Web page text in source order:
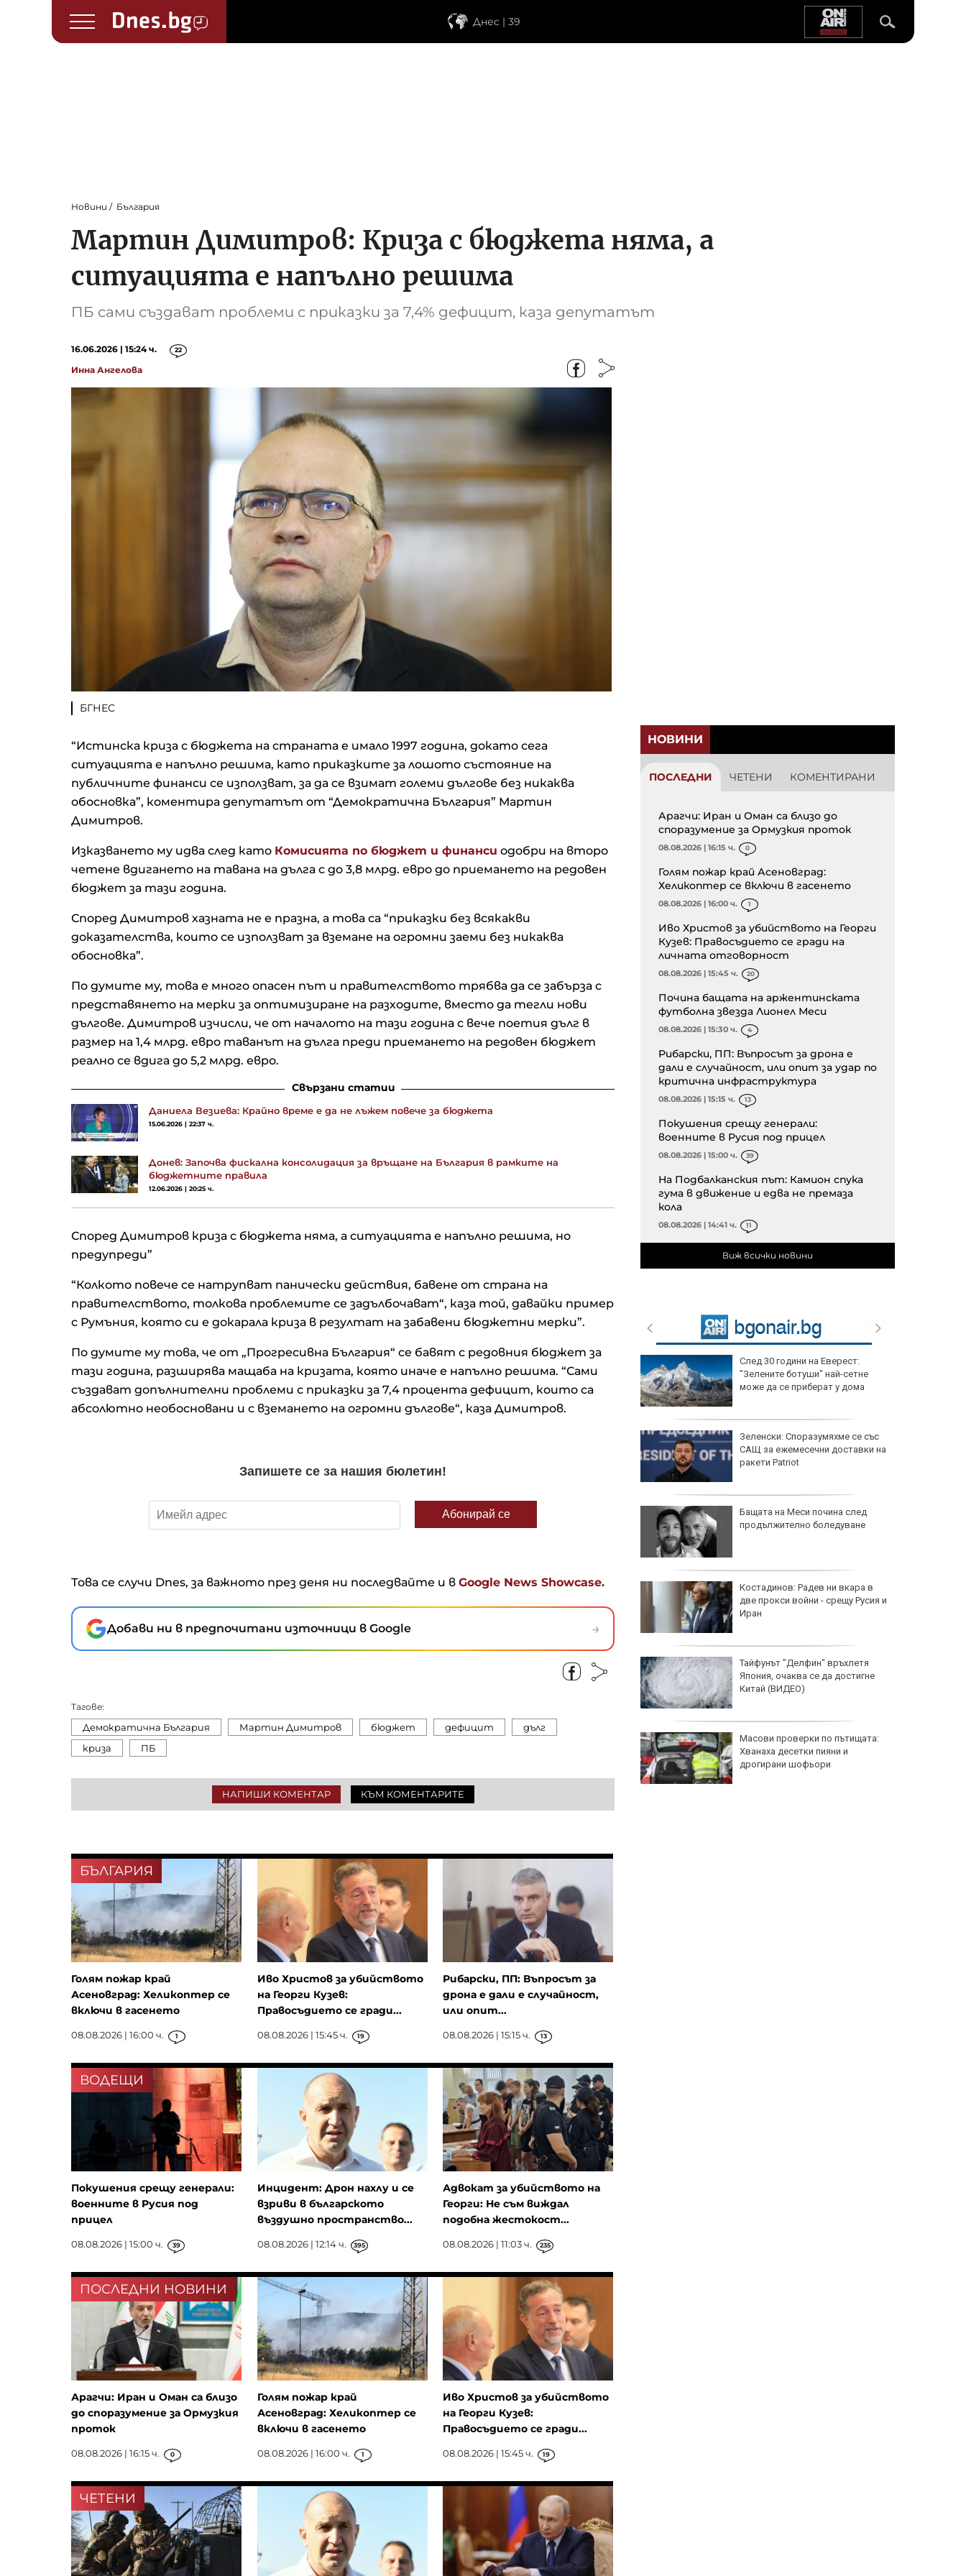
Днес | 39
Новини България
Мартин Димитров: Криза с бюджета няма, а
ситуацията е напълно решима
ПБ сами създават проблеми с приказки за 7,4% дефицит, каза депутатът
16.06.2026 | 15:24 ч. 22
Инна Ангелова
БГНЕС
“Истинска криза с бюджета на страната е имало 1997 година, докато сега
ситуацията е напълно решима, като приказките за лошото състояние на
публичните финанси се използват, за да се взимат големи дългове без никаква
обосновка”, коментира депутатът от “Демократична България” Мартин
Димитров.
Изказването му идва след като Комисията по бюджет и финанси одобри на второ
четене вдигането на тавана на дълга с до 3,8 млрд. евро до приемането на редовен
бюджет за тази година.
Според Димитров хазната не е празна, а това са “приказки без всякакви
доказателства, които се използват за вземане на огромни заеми без никаква
обосновка”.
По думите му, това е много опасен път и правителството трябва да се забърза с
представянето на мерки за оптимизиране на разходите, вместо да тегли нови
дългове. Димитров изчисли, че от началото на тази година с вече поетия дълг в
размер на 1,4 млрд. евро таванът на дълга преди приемането на редовен бюджет
реално се вдига до 5,2 млрд. евро.
Свързани статии
Даниела Везиева: Крайно време е да не лъжем повече за бюджета
15.06.2026 | 22:37 ч.
Донев: Започва фискална консолидация за връщане на България в рамките на
бюджетните правила
12.06.2026 | 20:25 ч.
Според Димитров криза с бюджета няма, а ситуацията е напълно решима, но
предупреди”
“Колкото повече се натрупват панически действия, бавене от страна на
правителството, толкова проблемите се задълбочават“, каза той, давайки пример
с Румъния, която си е докарала криза в резултат на забавени бюджетни мерки”.
По думите му това, че от „Прогресивна България“ се бавят с редовния бюджет за
тази година, разширява мащаба на кризата, която иначе е напълно решима. “Сами
създават допълнителни проблеми с приказки за 7,4 процента дефицит, които са
абсолютно необосновани и с вземането на огромни дългове“, каза Димитров.
Това се случи Dnes, за важното през деня ни последвайте и в Google News Showcase.
Добави ни в предпочитани източници в Google →
Тагове:
Демократична България Мартин Димитров бюджет дефицит
дълг
криза
ПБ
НАПИШИ КОМЕНТАР КЪМ КОМЕНТАРИТЕ
НОВИНИ
ПОСЛЕДНИ ЧЕТЕНИ КОМЕНТИРАНИ
Арагчи: Иран и Оман са близо до
споразумение за Ормузкия проток
08.08.2026 | 16:15 ч. 0
Голям пожар край Асеновград:
Хеликоптер се включи в гасенето
08.08.2026 | 16:00 ч. 1
Иво Христов за убийството на Георги
Кузев: Правосъдието се гради на
личната отговорност
08.08.2026 | 15:45 ч. 20
Почина бащата на аржентинската
футболна звезда Лионел Меси
08.08.2026 | 15:30 ч. 4
Рибарски, ПП: Въпросът за дрона е
дали е случайност, или опит за удар по
критична инфраструктура
08.08.2026 | 15:15 ч. 13
Покушения срещу генерали:
военните в Русия под прицел
08.08.2026 | 15:00 ч. 39
На Подбалканския път: Камион спука
гума в движение и едва не премаза
кола
08.08.2026 | 14:41 ч. 11
Виж всички новини
Партията на унгарския премиер
номинира бивш съдя от
Върховния съд за президент
Финландия разработи пясъчна
Страните в Прибалтика се
съветския режим в технологични
корабоплаването в Черно море
България търси от ЕС
мляко и угоени прасета
След 30 години на Еверест:
"Зелените ботуши" най-сетне
може да се приберат у дома
Зеленски: Споразумяхме се със
САЩ за ежемесечни доставки на
ракети Patriot
Бащата на Меси почина след
продължително боледуване
Костадинов: Радев ни вкара в
две прокси войни - срещу Русия и
Иран
Тайфунът "Делфин" връхлетя
Япония, очаква се да достигне
Китай (ВИДЕО)
Масови проверки по пътищата:
Хванаха десетки пияни и
дрогирани шофьори
БЪЛГАРИЯ
Голям пожар край
Асеновград: Хеликоптер се
включи в гасенето
08.08.2026 | 16:00 ч. 1
Иво Христов за убийството
на Георги Кузев:
Правосъдието се гради...
08.08.2026 | 15:45 ч. 19
Рибарски, ПП: Въпросът за
дрона е дали е случайност,
или опит...
08.08.2026 | 15:15 ч. 13
ВОДЕЩИ
Покушения срещу генерали:
военните в Русия под
прицел
08.08.2026 | 15:00 ч. 39
Инцидент: Дрон нахлу и се
взриви в българското
въздушно пространство...
08.08.2026 | 12:14 ч. 395
Адвокат за убийството на
Георги: Не съм виждал
подобна жестокост...
08.08.2026 | 11:03 ч. 235
ПОСЛЕДНИ НОВИНИ
Арагчи: Иран и Оман са близо
до споразумение за Ормузкия
проток
08.08.2026 | 16:15 ч. 0
Голям пожар край
Асеновград: Хеликоптер се
включи в гасенето
08.08.2026 | 16:00 ч. 1
Иво Христов за убийството
на Георги Кузев:
Правосъдието се гради...
08.08.2026 | 15:45 ч. 19
ЧЕТЕНИ